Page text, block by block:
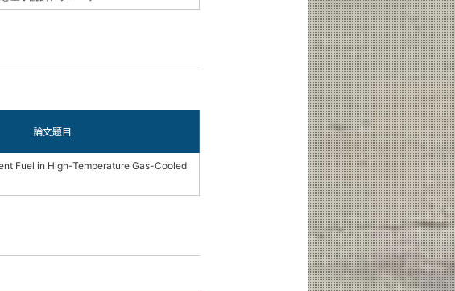
論文題目
Fuel in High-Temperature Gas-Cooled